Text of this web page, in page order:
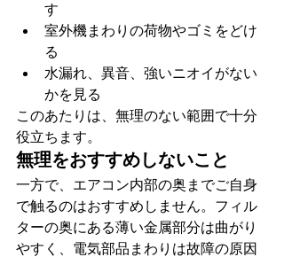
す
室外機まわりの荷物やゴミをどけ
る
水漏れ、異音、強いニオイがない
かを見る
このあたりは、無理のない範囲で十分
役立ちます。
無理をおすすめしないこと
一方で、エアコン内部の奥までご自身
で触るのはおすすめしません。フィル
ターの奥にある薄い金属部分は曲がり
やすく、電気部品まわりは故障の原因